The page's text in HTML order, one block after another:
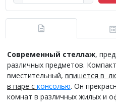
Современный стеллаж,
различных предметов.
вместительный, впишется в
в паре с консолью. Он
комнат в различных жилых и